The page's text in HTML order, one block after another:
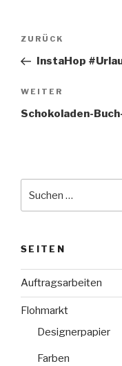
Vorheriger
Beitrag
ZURÜCK
InstaHop
Nächster
Beitrag
WEITER
Schokoladen-
SEITEN
Auftragsarbeiten
Flohmarkt
Designerpapier
Farben